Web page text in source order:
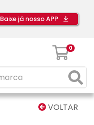
Baixe já nosso APP
0
VOLTAR